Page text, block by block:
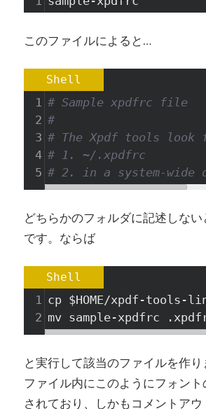
このファイルによると…
Shell
1 # Sample xpdfrc file
2 #
3 # The Xpdf tools
4 # 1. ~/.xpdfrc
5 # 2. in a system-
どちらかのフォルダに記述しな
です。ならば
Shell
1 cp $HOME/xpdf-tools-
2 mv sample-xpdfrc
と実行して該当のファイルを作り
ファイル内にこのようにフォン
されており、しかもコメントア